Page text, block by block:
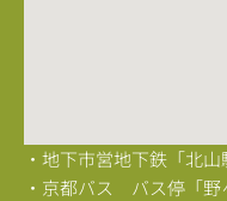
・地下市営地下鉄「北
・京都バス バス停「野